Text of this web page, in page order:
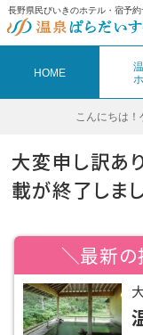
長野県民びいきのホテル・宿予約
HOME
こんにちは！
大変申し訳あ
載が終了しまし
＼最新の